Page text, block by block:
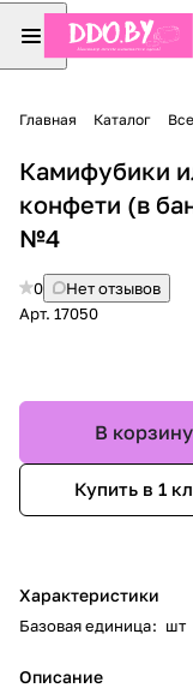
Главная Каталог
Камифубики
конфети (в
№4
0
Нет отзывов
Арт. 17050
В корзину
Купить в 1
Характеристики
Базовая единица: шт
Описание